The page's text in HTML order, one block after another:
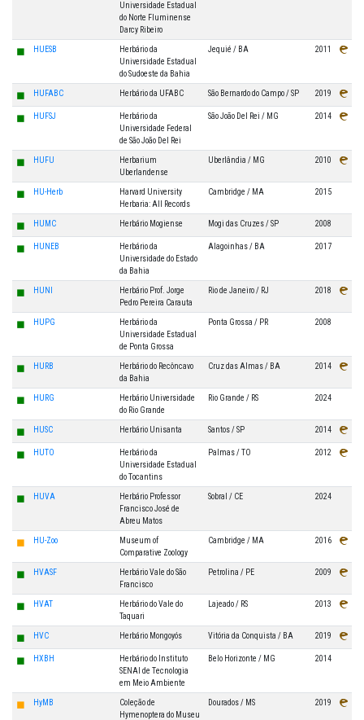
Universidade Estadual
do Norte Fluminense
Darcy Ribeiro
◼ HUESB
Herbário da
Universidade Estadual
do Sudoeste da Bahia
Jequié / BA 2011
◼ HUFABC Herbário da UFABC São Bernardo do Campo / SP 2019
◼ HUFSJ
Herbário da
Universidade Federal
de São João Del Rei
São João Del Rei / MG 2014
◼ HUFU
Herbarium
Uberlandense
Uberlândia / MG 2010
◼ HU-Herb
Harvard University
Herbaria: All Records
Cambridge / MA 2015
◼ HUMC Herbário Mogiense Mogi das Cruzes / SP 2008
◼ HUNEB
Herbário da
Universidade do Estado
da Bahia
Alagoinhas / BA 2017
◼ HUNI
Herbário Prof. Jorge
Pedro Pereira Carauta
Rio de Janeiro / RJ 2018
◼ HUPG
Herbário da
Universidade Estadual
de Ponta Grossa
Ponta Grossa / PR 2008
◼ HURB
Herbário do Recôncavo
da Bahia
Cruz das Almas / BA 2014
◼ HURG
Herbário Universidade
do Rio Grande
Rio Grande / RS 2024
◼ HUSC Herbário Unisanta Santos / SP 2014
◼ HUTO
Herbário da
Universidade Estadual
do Tocantins
Palmas / TO 2012
◼ HUVA
Herbário Professor
Francisco José de
Abreu Matos
Sobral / CE 2024
◼ HU-Zoo
Museum of
Comparative Zoology
Cambridge / MA 2016
◼ HVASF
Herbário Vale do São
Francisco
Petrolina / PE 2009
◼ HVAT
Herbário do Vale do
Taquari
Lajeado / RS 2013
◼ HVC Herbário Mongoyós Vitória da Conquista / BA 2019
◼ HXBH
Herbário do Instituto
SENAI de Tecnologia
em Meio Ambiente
Belo Horizonte / MG 2014
◼ HyMB
Coleção de
Hymenoptera do Museu
Dourados / MS 2019